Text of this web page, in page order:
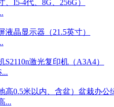
...